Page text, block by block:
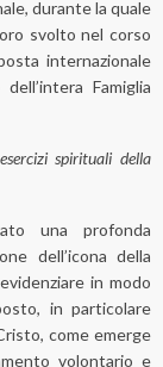
durante la quale
svolto nel corso
internazionale
Famiglia
spirituali della
una profonda
dell’icona della
in modo
in particolare
come emerge
volontario e